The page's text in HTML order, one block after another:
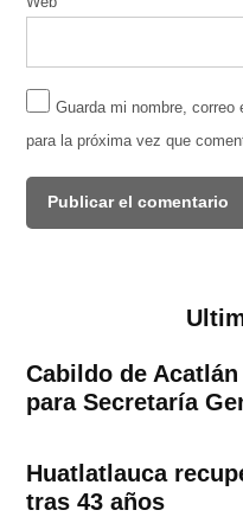
Guarda mi nombre, correo
para la próxima vez que
Cabildo de
para Secretaría
Huatlatlauca
tras 43 años